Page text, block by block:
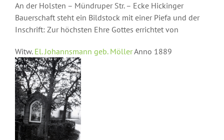
An der Holsten – Mündruper Str. – Ecke Hickinger
Bauerschaft steht ein Bildstock mit einer Piefa und der
Inschrift: Zur höchsten Ehre Gottes errichtet von
Witw. El. Johannsmann geb. MöllerAnno 1889